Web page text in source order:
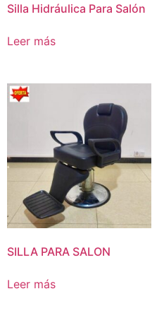
Silla Hidráulica Para Salón
Leer más
SILLA PARA SALON
Leer más